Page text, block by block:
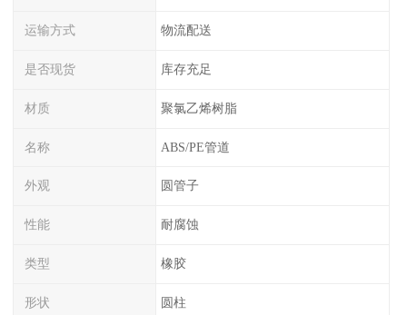
运输方式 物流配送
是否现货 库存充足
材质 聚氯乙烯树脂
名称 ABS/PE管道
外观 圆管子
性能 耐腐蚀
类型 橡胶
形状 圆柱